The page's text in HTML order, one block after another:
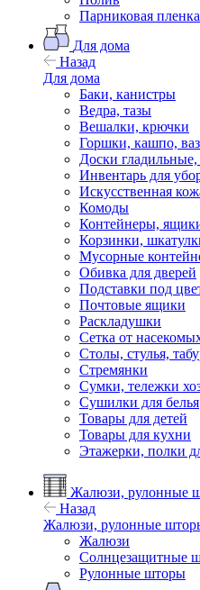
Парниковая пленка
Для дома
Назад
Для дома
Баки, канистры
Ведра, тазы
Вешалки, крючки
Горшки, кашпо,
Доски
Инвентарь для
Искусственная
Комоды
Контейнеры,
Корзинки,
Мусорные
Обивка для дверей
Подставки под
Почтовые ящики
Раскладушки
Сетка от
Столы, стулья,
Стремянки
Сумки, тележки
Сушилки для белья
Товары для детей
Товары для кухни
Этажерки, полки
Жалюзи, рулонные
Назад
Жалюзи, рулонные
Жалюзи
Солнцезащитные
Рулонные шторы